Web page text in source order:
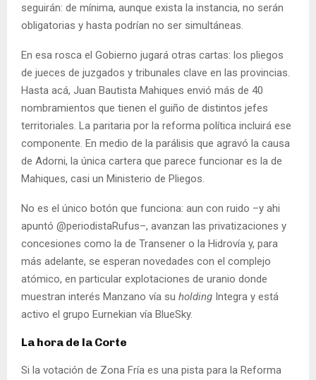
seguirán: de mínima, aunque exista la instancia, no serán
obligatorias y hasta podrían no ser simultáneas.
En esa rosca el Gobierno jugará otras cartas: los pliegos
de jueces de juzgados y tribunales clave en las provincias.
Hasta acá, Juan Bautista Mahiques envió más de 40
nombramientos que tienen el guiño de distintos jefes
territoriales. La paritaria por la reforma política incluirá ese
componente. En medio de la parálisis que agravó la causa
de Adorni, la única cartera que parece funcionar es la de
Mahiques, casi un Ministerio de Pliegos.
No es el único botón que funciona: aun con ruido –y ahi
apuntó @periodistaRufus–, avanzan las privatizaciones y
concesiones como la de Transener o la Hidrovía y, para
más adelante, se esperan novedades con el complejo
atómico, en particular explotaciones de uranio donde
muestran interés Manzano vía su holding Integra y está
activo el grupo Eurnekian vía BlueSky.
La hora de la Corte
Si la votación de Zona Fría es una pista para la Reforma